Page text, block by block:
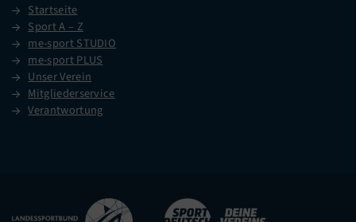
Startseite
Sport A – Z
me-sport STUDIO
me-sport PLUS
Unser Verein
Mitgliederservice
Verantwortung